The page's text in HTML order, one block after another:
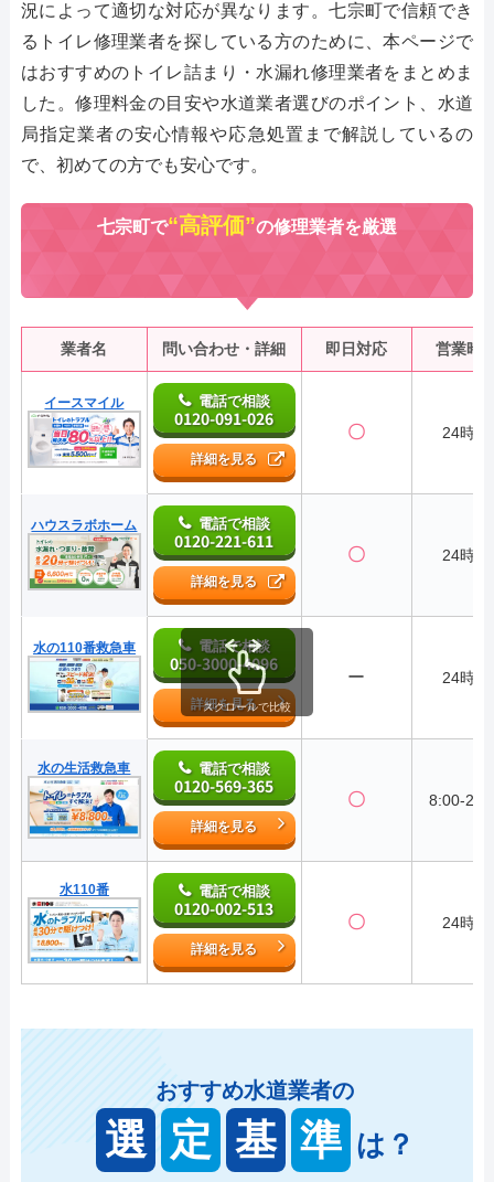
況によって適切な対応が異なります。七宗町で信頼でき
るトイレ修理業者を探している方のために、本ページで
はおすすめのトイレ詰まり・水漏れ修理業者をまとめま
した。修理料金の目安や水道業者選びのポイント、水道
局指定業者の安心情報や応急処置まで解説しているの
で、初めての方でも安心です。
七宗町で“高評価”の修理業者を厳選
業者名 問い合わせ・詳細 即日対応 営業時
イースマイル 電話で相談
0120-091-026
詳細を見る
〇 24時間
ハウスラボホーム 電話で相談
0120-221-611
詳細を見る
〇 24時間
水の110番救急車 電話で相談
050-3000-4096
詳細を見る
ー 24時間
水の生活救急車 電話で相談
0120-569-365
詳細を見る
〇 8:00-
水110番 電話で相談
0120-002-513
詳細を見る
〇 24時間
スクロールで比較
おすすめ水道業者の
選 定 基 準 は？